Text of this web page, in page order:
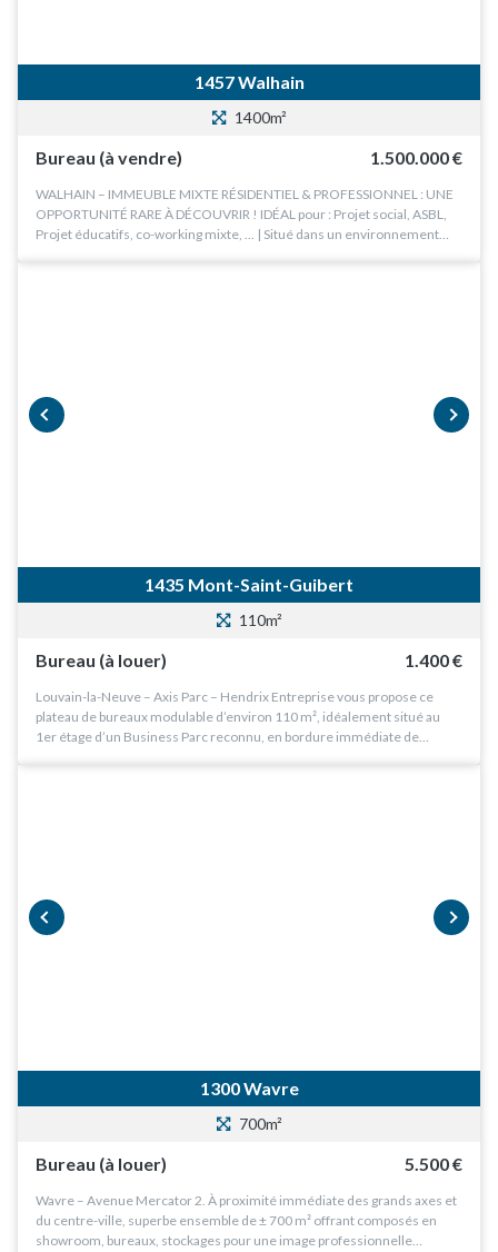
1457 Walhain
1400m²
Bureau (à vendre) 1.500.000 €
WALHAIN – IMMEUBLE MIXTE RÉSIDENTIEL & PROFESSIONNEL : UNE
OPPORTUNITÉ RARE À DÉCOUVRIR ! IDÉAL pour : Projet social, ASBL,
Projet éducatifs, co-working mixte, ... | Situé dans un environnement…
1435 Mont-Saint-Guibert
110m²
Bureau (à louer) 1.400 €
Louvain-la-Neuve – Axis Parc – Hendrix Entreprise vous propose ce
plateau de bureaux modulable d’environ 110 m², idéalement situé au
1er étage d’un Business Parc reconnu, en bordure immédiate de…
1300 Wavre
700m²
Bureau (à louer) 5.500 €
Wavre – Avenue Mercator 2. À proximité immédiate des grands axes et
du centre-ville, superbe ensemble de ± 700 m² offrant composés en
showroom, bureaux, stockages pour une image professionnelle…